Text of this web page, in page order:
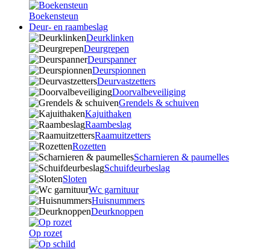
Boekensteun
Deur- en raambeslag
Deurklinken
Deurgrepen
Deurspanner
Deurspionnen
Deurvastzetters
Doorvalbeveiliging
Grendels & schuiven
Kajuithaken
Raambeslag
Raamuitzetters
Rozetten
Scharnieren & paumelles
Schuifdeurbeslag
Sloten
Wc garnituur
Huisnummers
Deurknoppen
Op rozet